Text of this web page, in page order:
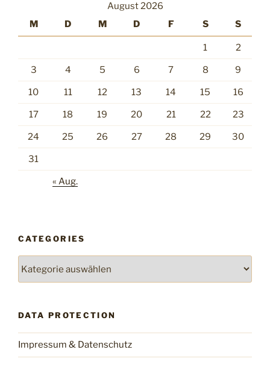
August 2026
M
D M D F S S
1 2
3 4 5 6 7 8 9
10 11 12 13 14 15 16
17 18 19 20 21 22 23
24 25 26 27 28 29 30
31
« Aug.
CATEGORIES
DATA PROTECTION
Impressum & Datenschutz